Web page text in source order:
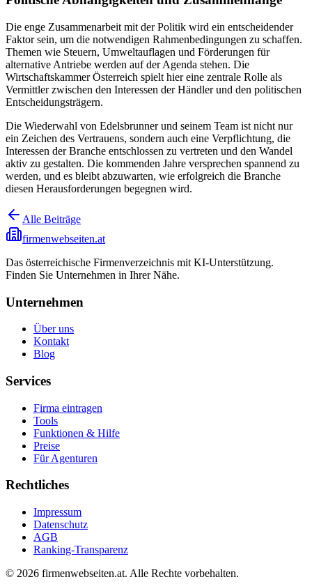
Die enge Zusammenarbeit mit der Politik wird ein entscheidender
Faktor sein, um die notwendigen Rahmenbedingungen zu schaffen.
Themen wie Steuern, Umweltauflagen und Förderungen für
alternative Antriebe werden auf der Agenda stehen. Die
Wirtschaftskammer Österreich spielt hier eine zentrale Rolle als
Vermittler zwischen den Interessen der Händler und den politischen
Entscheidungsträgern.
Die Wiederwahl von Edelsbrunner und seinem Team ist nicht nur
ein Zeichen des Vertrauens, sondern auch eine Verpflichtung, die
Interessen der Branche entschlossen zu vertreten und den Wandel
aktiv zu gestalten. Die kommenden Jahre versprechen spannend zu
werden, und es bleibt abzuwarten, wie erfolgreich die Branche
diesen Herausforderungen begegnen wird.
Alle Beiträge
firmenwebseiten.at
Das österreichische Firmenverzeichnis mit KI-Unterstützung.
Finden Sie Unternehmen in Ihrer Nähe.
Unternehmen
Über uns
Kontakt
Blog
Services
Firma eintragen
Tools
Funktionen & Hilfe
Preise
Für Agenturen
Rechtliches
Impressum
Datenschutz
AGB
Ranking-Transparenz
© 2026 firmenwebseiten.at. Alle Rechte vorbehalten.